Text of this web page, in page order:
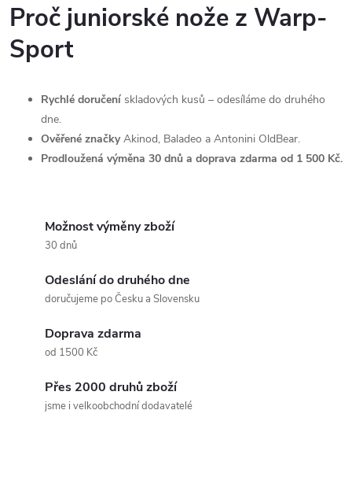
Proč juniorské nože z Warp-
Sport
Rychlé doručení skladových kusů – odesíláme do druhého
dne.
Ověřené značkyAkinod, Baladeo a Antonini OldBear.
Prodloužená výměna 30 dnů a doprava zdarma od 1 500 Kč.
Možnost výměny zboží
30 dnů
Odeslání do druhého dne
doručujeme po Česku a Slovensku
Doprava zdarma
od 1500 Kč
Přes 2000 druhů zboží
jsme i velkoobchodní dodavatelé